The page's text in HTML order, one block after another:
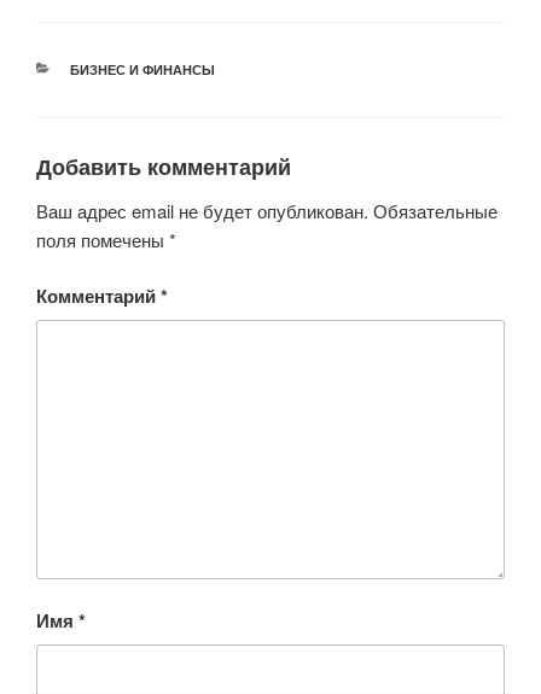
er e
o
k
s
p ss
ni
РУБРИКИ
БИЗНЕС И ФИНАНСЫ
Добавить комментарий
Ваш адрес email не будет опубликован. Обязательные
поля помечены *
Комментарий*
Имя *